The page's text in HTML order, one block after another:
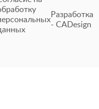
Разработка
- CADesign